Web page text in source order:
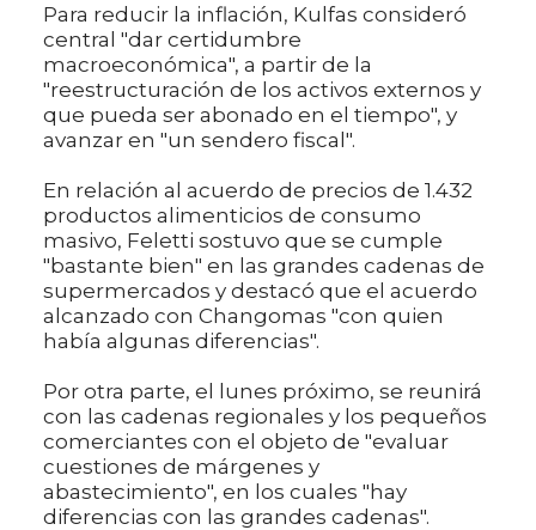
Para reducir la inflación, Kulfas consideró
central "dar certidumbre
macroeconómica", a partir de la
"reestructuración de los activos externos y
que pueda ser abonado en el tiempo", y
avanzar en "un sendero fiscal".
En relación al acuerdo de precios de 1.432
productos alimenticios de consumo
masivo, Feletti sostuvo que se cumple
"bastante bien" en las grandes cadenas de
supermercados y destacó que el acuerdo
alcanzado con Changomas "con quien
había algunas diferencias".
Por otra parte, el lunes próximo, se reunirá
con las cadenas regionales y los pequeños
comerciantes con el objeto de "evaluar
cuestiones de márgenes y
abastecimiento", en los cuales "hay
diferencias con las grandes cadenas".